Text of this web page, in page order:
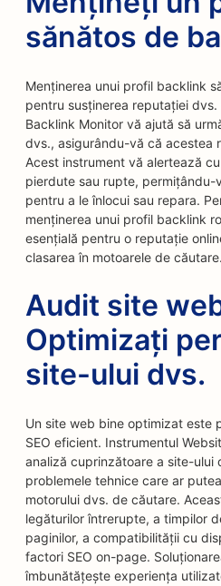
sănătos de
Menținerea unui profil backlink
pentru susținerea reputației
Backlink Monitor vă ajută să
dvs., asigurându-vă că acestea
Acest instrument vă alertează
pierdute sau rupte, permițându-
pentru a le înlocui sau repara.
menținerea unui profil backlink
esențială pentru o reputație
clasarea în motoarele de căutare.
Audit site
Optimizați
site-ului dvs.
Un site web bine optimizat este
SEO eficient. Instrumentul
analiză cuprinzătoare a site-ului
problemele tehnice care ar
motorului dvs. de căutare.
legăturilor întrerupte, a timpilor
paginilor, a compatibilității cu
factori SEO on-page.
îmbunătățește experiența